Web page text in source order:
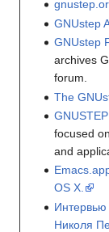
GNUstep
GNUstep
archives
forum.
The
focused
and
OS X.
Интервью
Николя